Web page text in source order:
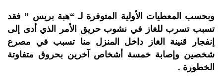
وبحسب المعطيات الأولية المتوفرة لـ “هبة بريس ” فقد
تسبب تسرب للغاز في نشوب حريق الأمر الذي أدى إلى
إنفجار قنينة الغاز داخل المنزل منا تسبب في مصرع
شخصين وإصابة خمسة أشخاص آخرين بحروق متفاوتة
الخطورة .